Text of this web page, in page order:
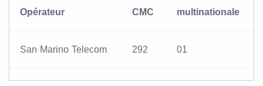
Opérateur CMC multinationale
San Marino Telecom 292 01